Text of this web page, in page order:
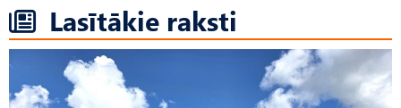
Lasītākie raksti